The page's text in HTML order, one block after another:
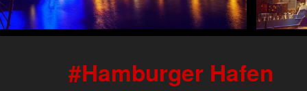
Hamburger Hafen